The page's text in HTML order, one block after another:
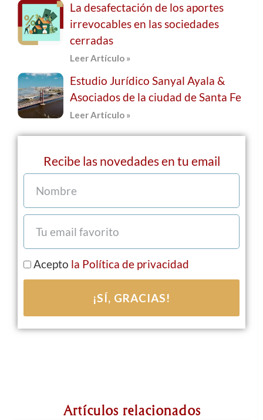
La desafectación de los aportes
irrevocables en las sociedades
cerradas
Leer Artículo »
Estudio Jurídico Sanyal Ayala &
Asociados de la ciudad de Santa Fe
Leer Artículo »
Recibe las novedades en tu email
Acepto la Política de privacidad
¡SÍ, GRACIAS!
Artículos relacionados